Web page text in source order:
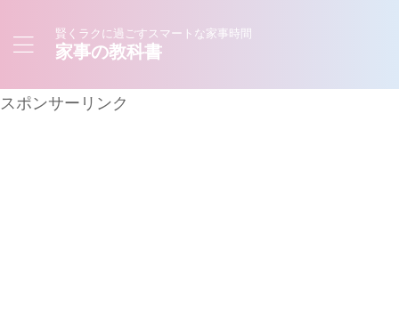
賢くラクに過ごすスマートな家事時間
家事の教科書
スポンサーリンク